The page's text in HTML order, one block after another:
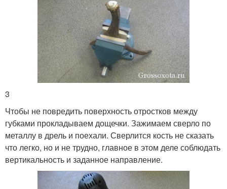
3
Чтобы не повредить поверхность отростков между
губками прокладываем дощечки. Зажимаем сверло по
металлу в дрель и поехали. Сверлится кость не сказать
что легко, но и не трудно, главное в этом деле соблюдать
вертикальность и заданное направление.